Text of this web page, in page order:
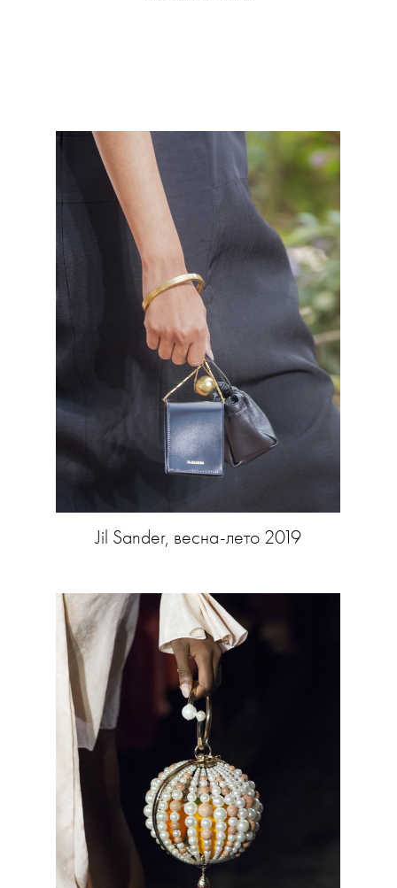
Jil Sander, весна-лето 2019